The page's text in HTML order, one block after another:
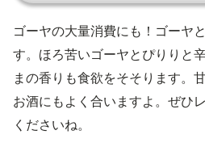
ゴーヤの大量消費にも！ゴーヤ
す。ほろ苦いゴーヤとぴりりと
まの香りも食欲をそそります。
お酒にもよく合いますよ。ぜひ
くださいね。